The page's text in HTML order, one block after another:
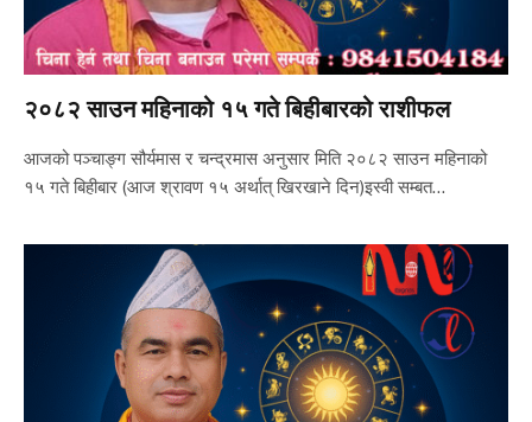
२०८२ साउन महिनाको १५ गते बिहीबारको राशीफल
आजको पञ्चाङ्ग सौर्यमास र चन्द्रमास अनुसार मिति २०८२ साउन महिनाको
१५ गते बिहीबार (आज श्रावण १५ अर्थात् खिरखाने दिन)इस्वी सम्बत…